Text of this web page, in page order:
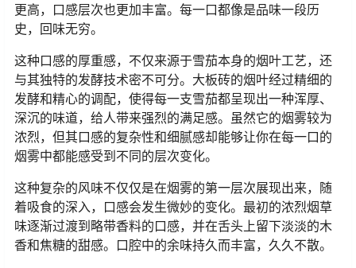
更高，口感层次也更加丰富。每一口都像是品味一段历
史，回味无穷。
这种口感的厚重感，不仅来源于雪茄本身的烟叶工艺，还
与其独特的发酵技术密不可分。大板砖的烟叶经过精细的
发酵和精心的调配，使得每一支雪茄都呈现出一种浑厚、
深沉的味道，给人带来强烈的满足感。虽然它的烟雾较为
浓烈，但其口感的复杂性和细腻感却能够让你在每一口的
烟雾中都能感受到不同的层次变化。
这种复杂的风味不仅仅是在烟雾的第一层次展现出来，随
着吸食的深入，口感会发生微妙的变化。最初的浓烈烟草
味逐渐过渡到略带香料的口感，并在舌头上留下淡淡的木
香和焦糖的甜感。口腔中的余味持久而丰富，久久不散。